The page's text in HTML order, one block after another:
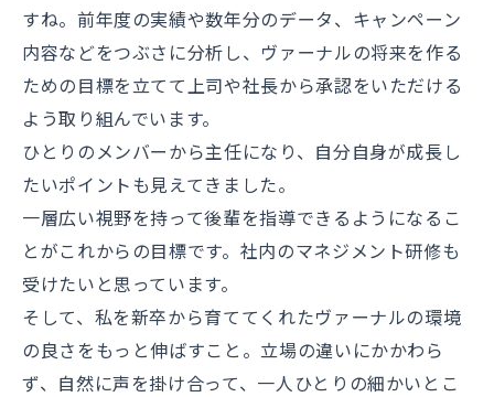
すね。前年度の実績や数年分のデータ、キャンペーン
内容などをつぶさに分析し、ヴァーナルの将来を作る
ための目標を立てて上司や社長から承認をいただける
よう取り組んでいます。
ひとりのメンバーから主任になり、自分自身が成長し
たいポイントも見えてきました。
一層広い視野を持って後輩を指導できるようになるこ
とがこれからの目標です。社内のマネジメント研修も
受けたいと思っています。
そして、私を新卒から育ててくれたヴァーナルの環境
の良さをもっと伸ばすこと。立場の違いにかかわら
ず、自然に声を掛け合って、一人ひとりの細かいとこ